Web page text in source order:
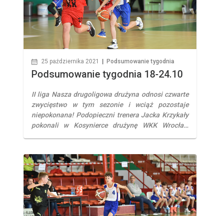
25 października 2021 Podsumowanie tygodnia
Podsumowanie tygodnia 18-24.10
II liga Nasza drugoligowa drużyna odnosi czwarte
zwycięstwo w tym sezonie i wciąż pozostaje
niepokonana! Podopieczni trenera Jacka Krzykały
pokonali w Kosynierce drużynę WKK Wrocław
najlepszego zawodnika meczu przypadło
Jakubowi Bereszyńskiemu (16 punktów, 19
zbiórek. 3 asysty, 2 przechwyty) III liga
Trzecioligowcy, odnoszą trzecie […]